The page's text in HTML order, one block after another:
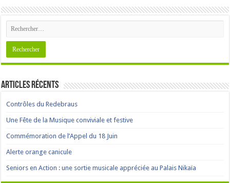
Articles récents
Contrôles du Redebraus
Une Fête de la Musique conviviale et festive
Commémoration de l’Appel du 18 Juin
Alerte orange canicule
Seniors en Action : une sortie musicale appréciée au Palais Nikaïa